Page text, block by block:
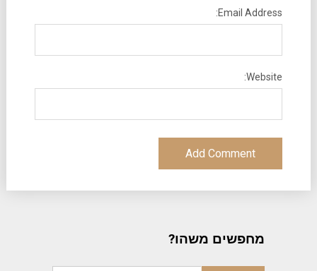
Email Address:
Website:
מחפשים משהו?